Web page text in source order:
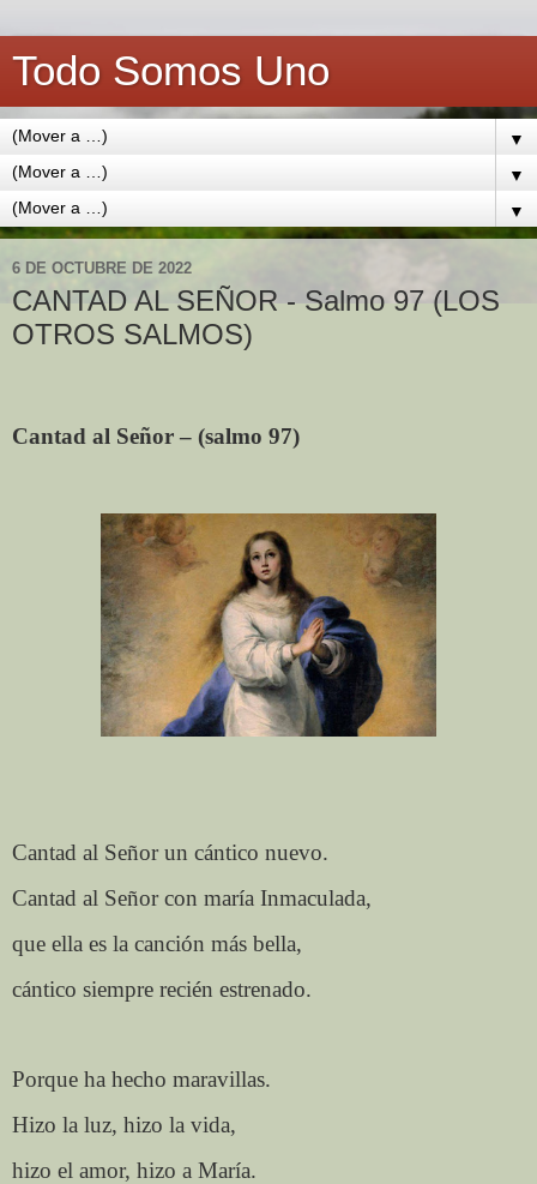
Todo Somos Uno
▼
▼
▼
6 DE OCTUBRE DE 2022
CANTAD AL SEÑOR - Salmo 97 (LOS
OTROS SALMOS)
Cantad al Señor – (salmo 97)
Cantad al Señor un cántico nuevo.
Cantad al Señor con maría Inmaculada,
que ella es la canción más bella,
cántico siempre recién estrenado.
Porque ha hecho maravillas.
Hizo la luz, hizo la vida,
hizo el amor, hizo a María.